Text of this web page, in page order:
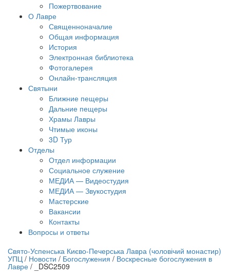
Пожертвование
О Лавре
Священноначалие
Общая информация
История
Электронная библиотека
Фотогалерея
Онлайн-трансляция
Святыни
Ближние пещеры
Дальние пещеры
Храмы Лавры
Чтимые иконы
3D Тур
Отделы
Отдел информации
Социальное служение
МЕДИА — Видеостудия
МЕДИА — Звукостудия
Мастерские
Вакансии
Контакты
Вопросы и ответы
трансляция | 12 сентября
трансляции
Свято-Успенська Києво-Печерська Лавра (чоловічий монастир)
УПЦ / Новости / Богослужения / Воскресные богослужения в
Лавре / _DSC2509